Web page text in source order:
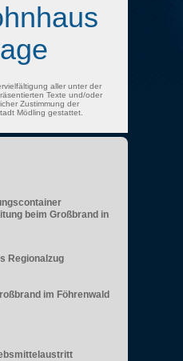
aller unter der
Texte und/oder
Zustimmung der
Mödling gestattet.
beim Großbrand in
Regionalzug
im Föhrenwald